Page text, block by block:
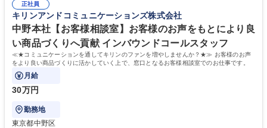
幅広く経験を積みたい意欲がある方に最適な環境です。 募集職種 【総
務・人事】未経験歓迎/日立グループ/組織運営を支えるゼネラリストを目
指す
のご経験 ■労務管理（給与計算・社会保険手続き・勤怠管理など）の経験
■衛生管理者の資格をお持ちの方 学歴・資格 学歴：大学院 大学 高専 短大
専修学校 高校 語学力： 資格：
正社員
キリンアンドコミュニケーションズ株式会社
中野本社【お客様相談室】お客様のお声をもとにより良
い商品づくりへ貢献 インバウンドコールスタッフ
≪★コミュニケーションを通してキリンのファンを増やしませんか？★≫ お客様のお声
をより良い商品づくりに活かしていく上で、窓口となるお客様相談室でのお仕事です。
月給
30万円
勤務地
東京都中野区